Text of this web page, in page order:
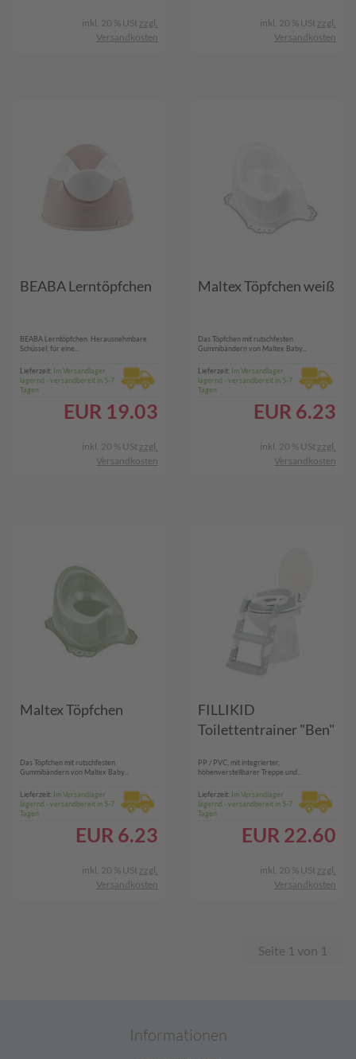
inkl. 20 % USt zzgl.
Versandkosten
inkl. 20 % USt zzgl.
Versandkosten
BEABA Lerntöpfchen
BEABA Lerntöpfchen. Herausnehmbare
Schüssel: für eine...
Lieferzeit: Im Versandlager
lagernd - versandbereit in 5-7
Tagen
EUR 19.03
inkl. 20 % USt zzgl.
Versandkosten
Maltex Töpfchen weiß
Das Töpfchen mit rutschfesten
Gummibändern von Maltex Baby...
Lieferzeit: Im Versandlager
lagernd - versandbereit in 5-7
Tagen
EUR 6.23
inkl. 20 % USt zzgl.
Versandkosten
Maltex Töpfchen
Das Töpfchen mit rutschfesten
Gummibändern von Maltex Baby...
Lieferzeit: Im Versandlager
lagernd - versandbereit in 5-7
Tagen
EUR 6.23
inkl. 20 % USt zzgl.
Versandkosten
FILLIKID
Toilettentrainer "Ben"
PP / PVC, mit integrierter,
höhenverstellbarer Treppe und...
Lieferzeit: Im Versandlager
lagernd - versandbereit in 5-7
Tagen
EUR 22.60
inkl. 20 % USt zzgl.
Versandkosten
Seite 1 von 1
Informationen